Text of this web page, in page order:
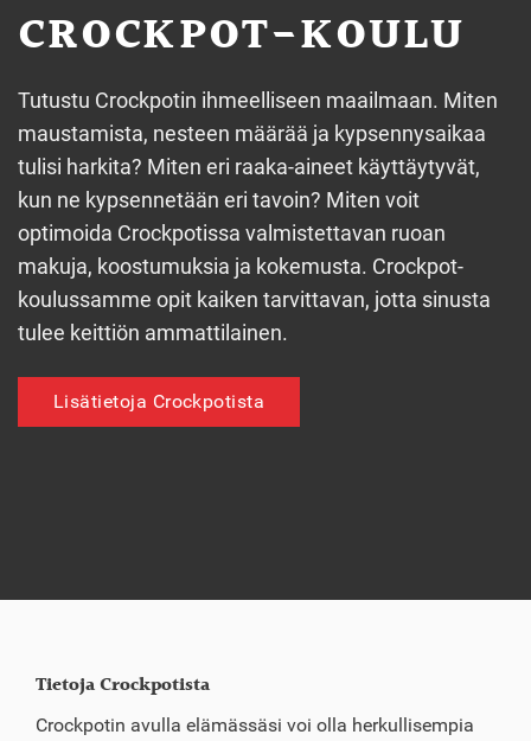
CROCKPOT-KOULU
Tutustu Crockpotin ihmeelliseen maailmaan. Miten
maustamista, nesteen määrää ja kypsennysaikaa
tulisi harkita? Miten eri raaka-aineet käyttäytyvät,
kun ne kypsennetään eri tavoin? Miten voit
optimoida Crockpotissa valmistettavan ruoan
makuja, koostumuksia ja kokemusta. Crockpot-
koulussamme opit kaiken tarvittavan, jotta sinusta
tulee keittiön ammattilainen.
Lisätietoja Crockpotista
Tietoja Crockpotista
Crockpotin avulla elämässäsi voi olla herkullisempia